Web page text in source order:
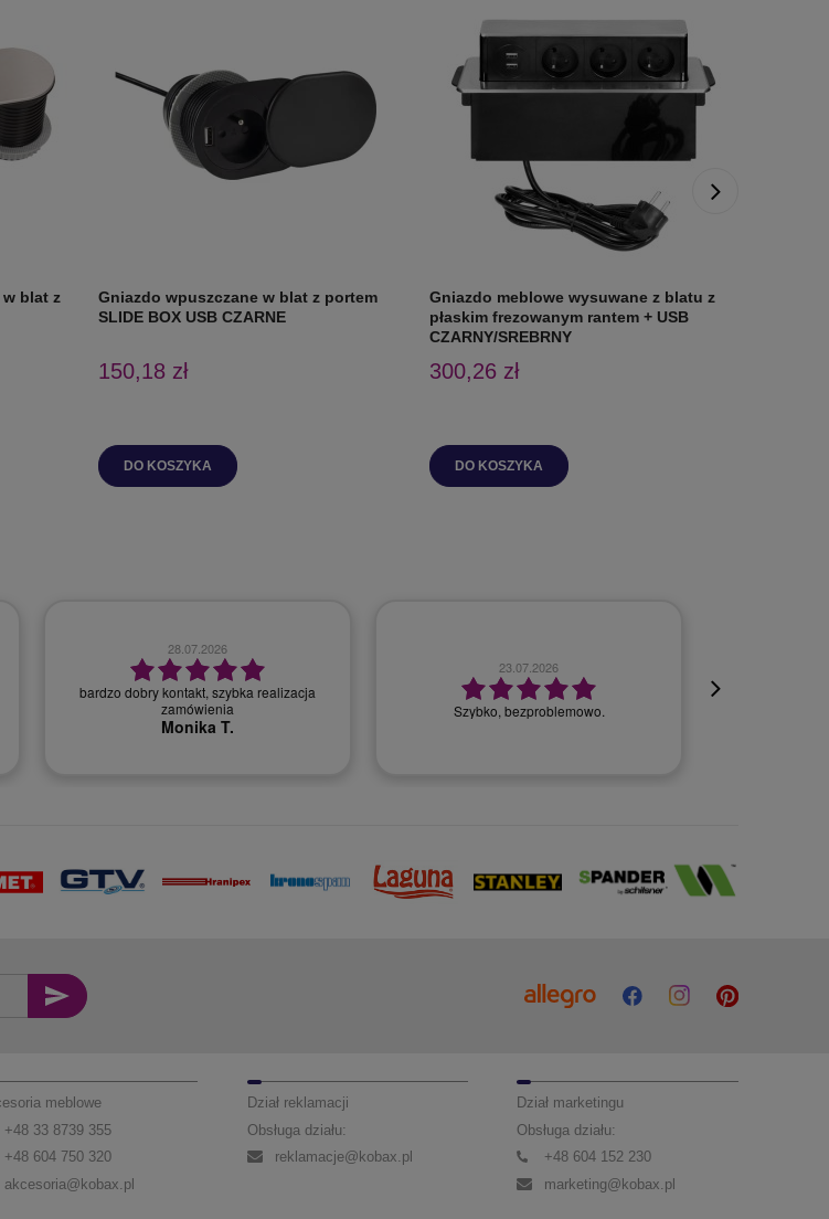
blat z
Gniazdo wpuszczane w blat z portem
SLIDE BOX USB CZARNE
150,18 zł
DO KOSZYKA
Gniazdo meblowe wysuwane z blatu z
płaskim frezowanym rantem + USB
CZARNY/SREBRNY
300,26 zł
DO KOSZYKA
28.07.2026
bardzo dobry kontakt, szybka realizacja
zamówienia
Monika T.
23.07.2026
Szybko, bezproblemowo.
meblowe
+48 33 8739 355
+48 604 750 320
akcesoria@kobax.pl
Dział reklamacji
Obsługa działu:
reklamacje@kobax.pl
Dział marketingu
Obsługa działu:
+48 604 152 230
marketing@kobax.pl